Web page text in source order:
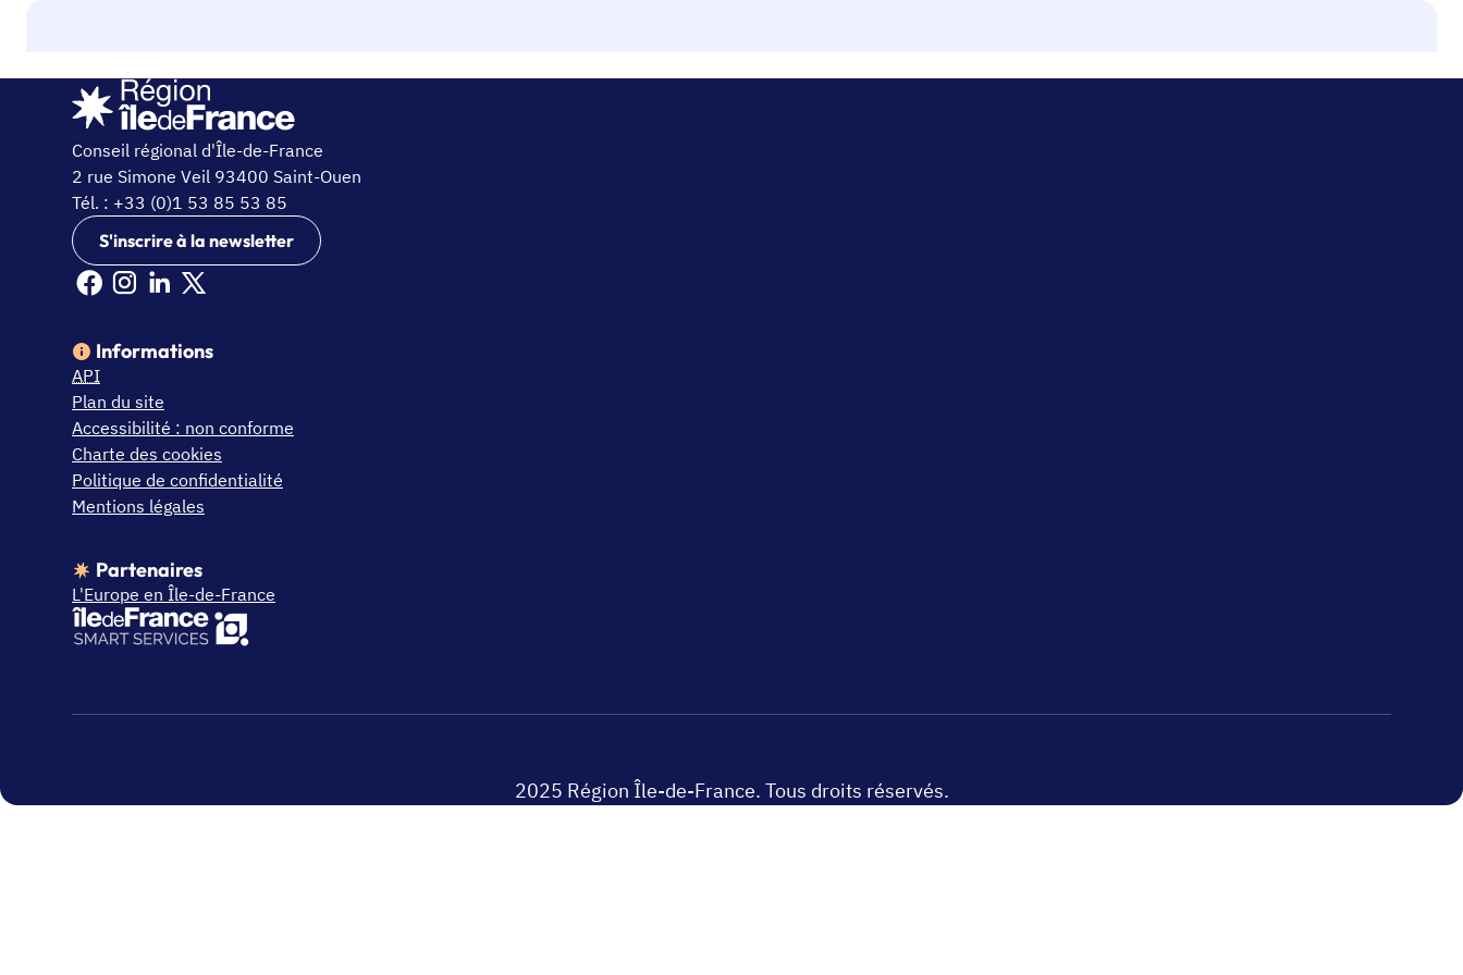
Conseil régional d'Île-de-France
2 rue Simone Veil 93400 Saint-Ouen
Tél. : +33 (0)1 53 85 53 85
S'inscrire à la newsletter
Facebook Ile de France (nouvelle fenêtre)
Instagram Ile de France (nouvelle fenêtre)
Linkedin Ile de France (nouvelle fenêtre)
X Ile de France (nouvelle fenêtre)
Informations
API
Plan du site
Accessibilité : non conforme
Charte des cookies
Politique de confidentialité
Mentions légales
Partenaires
L'Europe en Île-de-France
2025 Région Île-de-France. Tous droits réservés.